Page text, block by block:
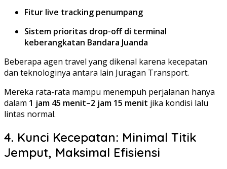
Fitur live tracking penumpang
Sistem prioritas drop-off di terminal
keberangkatan Bandara Juanda
Beberapa agen travel yang dikenal karena kecepatan
dan teknologinya antara lain Juragan Transport.
Mereka rata-rata mampu menempuh perjalanan hanya
dalam 1 jam 45 menit–2 jam 15 menit jika kondisi lalu
lintas normal.
4. Kunci Kecepatan: Minimal Titik
Jemput, Maksimal Efisiensi